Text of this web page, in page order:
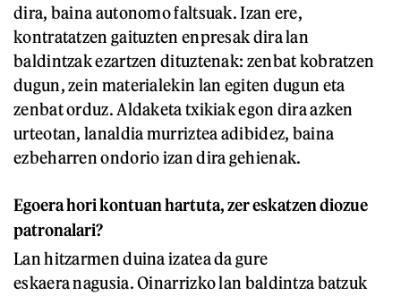
dira, baina autonomo faltsuak. Izan ere,
kontratatzen gaituzten enpresak dira lan
baldintzak ezartzen dituztenak: zenbat kobratzen
dugun, zein materialekin lan egiten dugun eta
zenbat orduz. Aldaketa txikiak egon dira azken
urteotan, lanaldia murriztea adibidez, baina
ezbeharren ondorio izan dira gehienak.
Egoera hori kontuan hartuta, zer eskatzen diozue
patronalari?
Lan hitzarmen duina izatea da gure
eskaera nagusia. Oinarrizko lan baldintza batzuk